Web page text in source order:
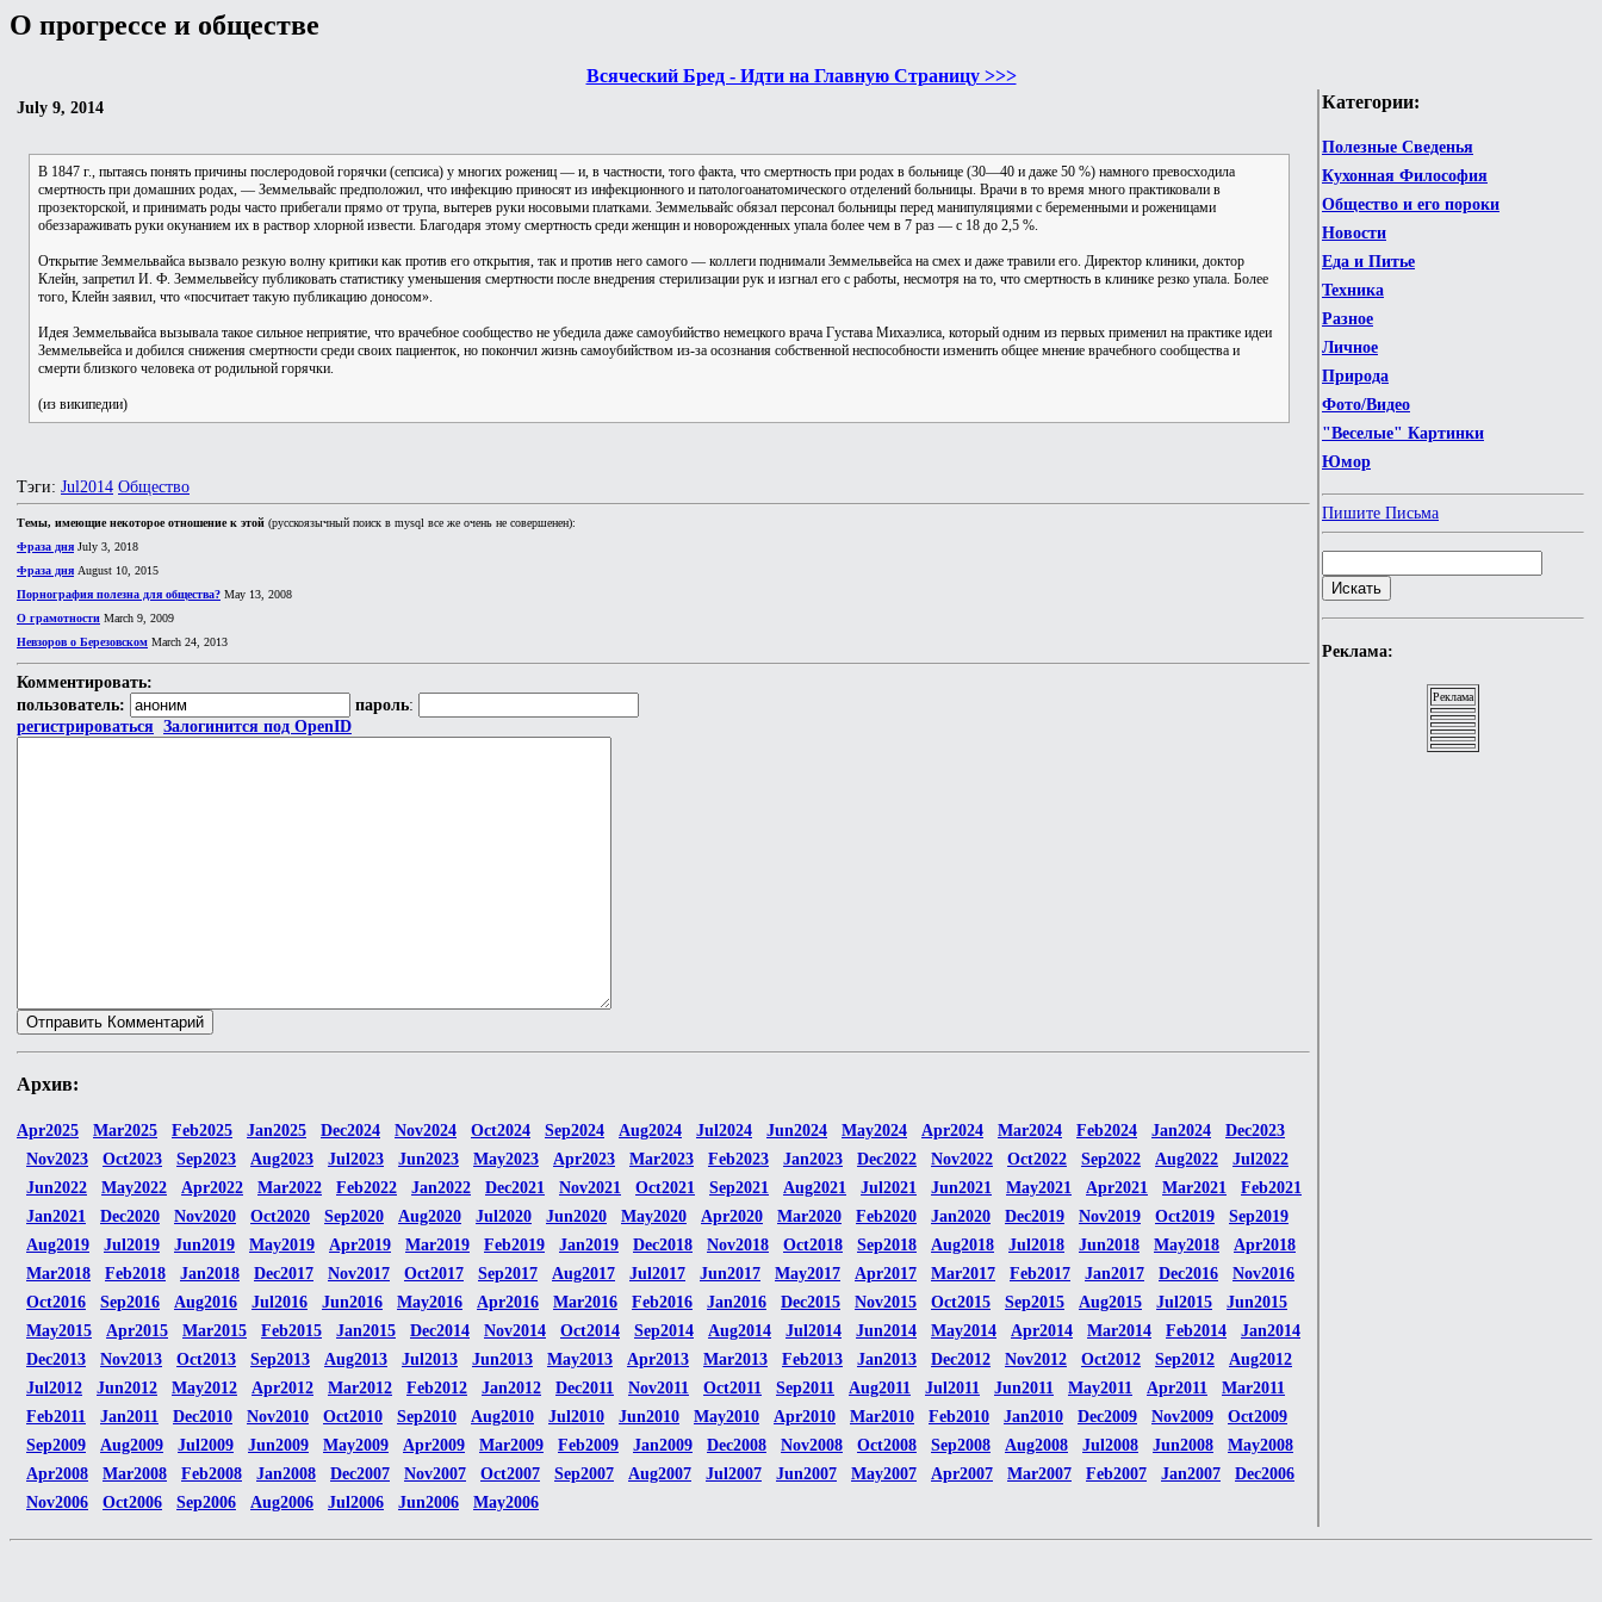
О прогрессе и обществе
Всяческий Бред - Идти на Главную Страницу >>>
Категории:
Полезные Сведенья
Кухонная Философия
Общество и его пороки
Новости
Еда и Питье
Техника
Разное
Личное
Природа
Фото/Видео
"Веселые" Картинки
Юмор
Пишите Письма
Реклама:
Реклама
July 9, 2014
В 1847 г., пытаясь понять причины послеродовой горячки (сепсиса) у многих рожениц — и, в частности, того факта, что смертность при родах в больнице (30—40 и даже 50 %) намного превосходила
смертность при домашних родах, — Земмельвайс предположил, что инфекцию приносят из инфекционного и патологоанатомического отделений больницы. Врачи в то время много практиковали в
прозекторской, и принимать роды часто прибегали прямо от трупа, вытерев руки носовыми платками. Земмельвайс обязал персонал больницы перед манипуляциями с беременными и роженицами
обеззараживать руки окунанием их в раствор хлорной извести. Благодаря этому смертность среди женщин и новорожденных упала более чем в 7 раз — с 18 до 2,5 %.
Открытие Земмельвайса вызвало резкую волну критики как против его открытия, так и против него самого — коллеги поднимали Земмельвейса на смех и даже травили его. Директор клиники, доктор
Клейн, запретил И. Ф. Земмельвейсу публиковать статистику уменьшения смертности после внедрения стерилизации рук и изгнал его с работы, несмотря на то, что смертность в клинике резко упала. Более
того, Клейн заявил, что «посчитает такую публикацию доносом».
Идея Земмельвайса вызывала такое сильное неприятие, что врачебное сообщество не убедила даже самоубийство немецкого врача Густава Михаэлиса, который одним из первых применил на практике идеи
Земмельвейса и добился снижения смертности среди своих пациенток, но покончил жизнь самоубийством из-за осознания собственной неспособности изменить общее мнение врачебного сообщества и
смерти близкого человека от родильной горячки.
(из википедии)
Тэги: Jul2014 Общество
Темы, имеющие некоторое отношение к этой (русскоязычный поиск в mysql все же очень не совершенен):
Фраза дня July 3, 2018
Фраза дня August 10, 2015
Порнография полезна для общества? May 13, 2008
О грамотности March 9, 2009
Невзоров о Березовском March 24, 2013
Комментировать:
пользователь:
пароль:
регистрироваться Залогинится под OpenID
Архив:
Apr2025 Mar2025 Feb2025 Jan2025 Dec2024 Nov2024 Oct2024 Sep2024 Aug2024 Jul2024 Jun2024 May2024 Apr2024 Mar2024 Feb2024 Jan2024
Dec2023
Nov2023
Oct2023 Sep2023 Aug2023 Jul2023 Jun2023 May2023 Apr2023 Mar2023 Feb2023 Jan2023 Dec2022 Nov2022 Oct2022 Sep2022 Aug2022
Jul2022
Jun2022
May2022 Apr2022 Mar2022 Feb2022 Jan2022 Dec2021 Nov2021 Oct2021 Sep2021 Aug2021 Jul2021 Jun2021 May2021 Apr2021 Mar2021
Feb2021
Jan2021
Dec2020 Nov2020 Oct2020 Sep2020 Aug2020 Jul2020 Jun2020 May2020 Apr2020 Mar2020 Feb2020 Jan2020 Dec2019 Nov2019 Oct2019
Sep2019
Aug2019
Jul2019 Jun2019 May2019 Apr2019 Mar2019 Feb2019 Jan2019 Dec2018 Nov2018 Oct2018 Sep2018 Aug2018 Jul2018 Jun2018 May2018
Apr2018
Mar2018
Feb2018 Jan2018 Dec2017 Nov2017 Oct2017 Sep2017 Aug2017 Jul2017 Jun2017 May2017 Apr2017 Mar2017 Feb2017 Jan2017 Dec2016
Nov2016
Oct2016
Sep2016 Aug2016 Jul2016 Jun2016 May2016 Apr2016 Mar2016 Feb2016 Jan2016 Dec2015 Nov2015 Oct2015 Sep2015 Aug2015 Jul2015
Jun2015
May2015
Apr2015 Mar2015 Feb2015 Jan2015 Dec2014 Nov2014 Oct2014 Sep2014 Aug2014 Jul2014 Jun2014 May2014 Apr2014 Mar2014 Feb2014
Jan2014
Dec2013
Nov2013 Oct2013 Sep2013 Aug2013 Jul2013 Jun2013 May2013 Apr2013 Mar2013 Feb2013 Jan2013 Dec2012 Nov2012 Oct2012 Sep2012
Aug2012
Jul2012
Jun2012 May2012 Apr2012 Mar2012 Feb2012 Jan2012 Dec2011 Nov2011 Oct2011 Sep2011 Aug2011 Jul2011 Jun2011 May2011 Apr2011
Mar2011
Feb2011
Jan2011 Dec2010 Nov2010 Oct2010 Sep2010 Aug2010 Jul2010 Jun2010 May2010 Apr2010 Mar2010 Feb2010 Jan2010 Dec2009 Nov2009
Oct2009
Sep2009
Aug2009 Jul2009 Jun2009 May2009 Apr2009 Mar2009 Feb2009 Jan2009 Dec2008 Nov2008 Oct2008 Sep2008 Aug2008 Jul2008 Jun2008
May2008
Apr2008
Mar2008 Feb2008 Jan2008 Dec2007 Nov2007 Oct2007 Sep2007 Aug2007 Jul2007 Jun2007 May2007 Apr2007 Mar2007 Feb2007 Jan2007
Dec2006
Nov2006
Oct2006 Sep2006 Aug2006 Jul2006 Jun2006 May2006